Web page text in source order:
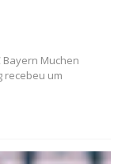
Bayern Muchen
recebeu um